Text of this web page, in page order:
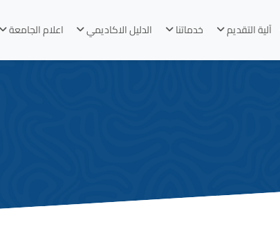
آلية التقديم خدماتنا الدليل الاكاديمي اعلام الجامعة